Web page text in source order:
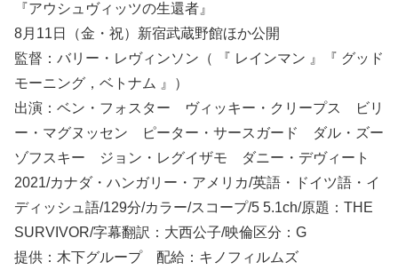
『アウシュヴィッツの生還者』
8月11日（金・祝）新宿武蔵野館ほか公開
監督：バリー・レヴィンソン（ 『 レインマン 』『 グッド
モーニング，ベトナム 』）
出演：ベン・フォスター ヴィッキー・クリープス ビリ
ー・マグヌッセン ピーター・サースガード ダル・ズー
ゾフスキー ジョン・レグイザモ ダニー・デヴィート
2021/カナダ・ハンガリー・アメリカ/英語・ドイツ語・イ
ディッシュ語/129分/カラー/スコープ/5 5.1ch/原題：THE
SURVIVOR/字幕翻訳：大西公子/映倫区分：G
提供：木下グループ 配給：キノフィルムズ